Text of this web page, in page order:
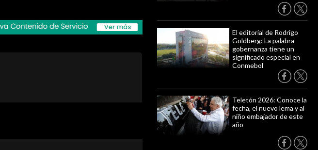
El editorial de Rodrigo
Goldberg: La palabra
gobernanza tiene un
significado especial en
Conmebol
Teletón 2026: Conoce la
fecha, el nuevo lema y al
niño embajador de este
año